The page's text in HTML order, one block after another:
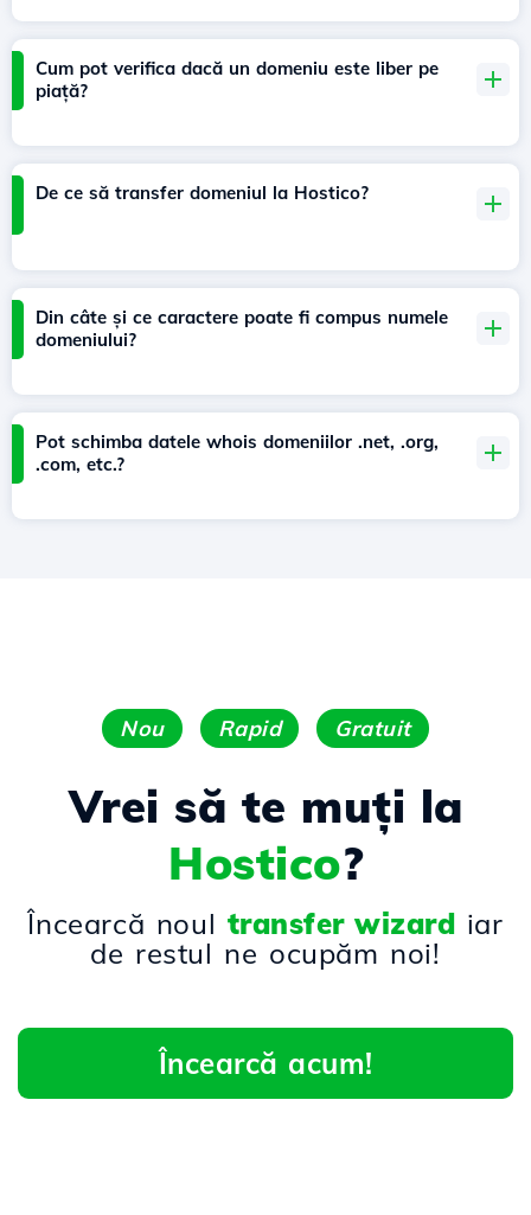
Cum pot verifica dacă un domeniu este liber pe
piață?
De ce să transfer domeniul la Hostico?
Din câte și ce caractere poate fi compus numele
domeniului?
Pot schimba datele whois domeniilor .net, .org,
.com, etc.?
Nou Rapid Gratuit
Vrei să te muți la
Hostico?
Încearcă noul transfer wizard iar
de restul ne ocupăm noi!
Încearcă acum!